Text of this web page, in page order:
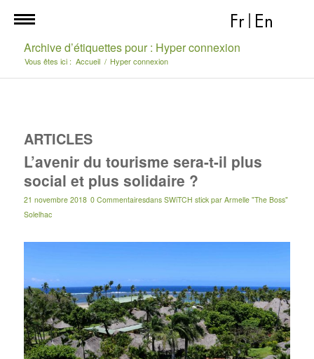
Fr En
Archive d’étiquettes pour : Hyper connexion
Vous êtes ici : Accueil / Hyper connexion
ARTICLES
L’avenir du tourisme sera-t-il plus
social et plus solidaire ?
21 novembre 2018 0 Commentairesdans SWiTCH stick par Armelle "The Boss"
Solelhac